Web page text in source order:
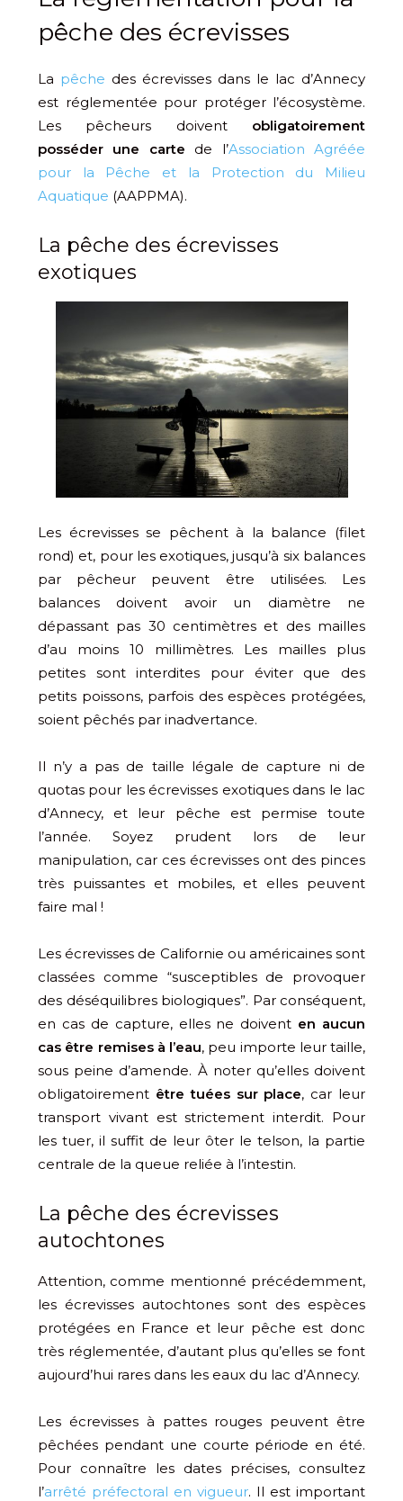
pêche des écrevisses
La pêche des écrevisses dans le lac d’Annecy
est réglementée pour protéger l’écosystème.
Les pêcheurs doivent obligatoirement
posséder une carte de l’Association Agréée
pour la Pêche et la Protection du Milieu
Aquatique (AAPPMA).
La pêche des écrevisses
exotiques
Les écrevisses se pêchent à la balance (filet
rond) et, pour les exotiques, jusqu’à six balances
par pêcheur peuvent être utilisées. Les
balances doivent avoir un diamètre ne
dépassant pas 30 centimètres et des mailles
d’au moins 10 millimètres. Les mailles plus
petites sont interdites pour éviter que des
petits poissons, parfois des espèces protégées,
soient pêchés par inadvertance.
Il n’y a pas de taille légale de capture ni de
quotas pour les écrevisses exotiques dans le lac
d’Annecy, et leur pêche est permise toute
l’année. Soyez prudent lors de leur
manipulation, car ces écrevisses ont des pinces
très puissantes et mobiles, et elles peuvent
faire mal !
Les écrevisses de Californie ou américaines sont
classées comme “susceptibles de provoquer
des déséquilibres biologiques”. Par conséquent,
en cas de capture, elles ne doivent en aucun
cas être remises à l’eau, peu importe leur taille,
sous peine d’amende. À noter qu’elles doivent
obligatoirement être tuées sur place, car leur
transport vivant est strictement interdit. Pour
les tuer, il suffit de leur ôter le telson, la partie
centrale de la queue reliée à l’intestin.
La pêche des écrevisses
autochtones
Attention, comme mentionné précédemment,
les écrevisses autochtones sont des espèces
protégées en France et leur pêche est donc
très réglementée, d’autant plus qu’elles se font
aujourd’hui rares dans les eaux du lac d’Annecy.
Les écrevisses à pattes rouges peuvent être
pêchées pendant une courte période en été.
Pour connaître les dates précises, consultez
l’arrêté préfectoral en vigueur. Il est important